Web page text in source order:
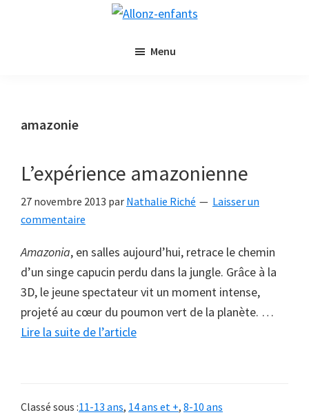
de
Riché
Menu
amazonie
L’expérience amazonienne
27 novembre 2013 par Nathalie Riché
Laisser un
commentaire
Amazonia, en salles aujourd’hui, retrace le chemin
d’un singe capucin perdu dans la jungle. Grâce à la
3D, le jeune spectateur vit un moment intense,
projeté au cœur du poumon vert de la planète. …
Lire la suite de l’articleà
Classé sous :11-13 ans, 14 ans et +, 8-10 ans